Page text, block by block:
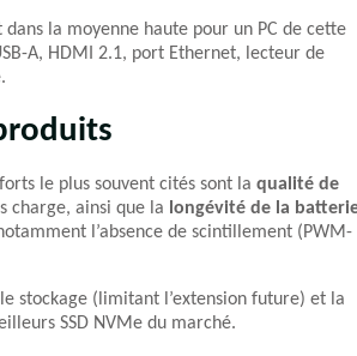
dans la moyenne haute pour un PC de cette
A, HDMI 2.1, port Ethernet, lecteur de
le plus souvent cités sont la qualité de
charge, ainsi que la longévité de la
l’absence de scintillement (PWM-
stockage (limitant l’extension future) et la
SSD NVMe du marché.